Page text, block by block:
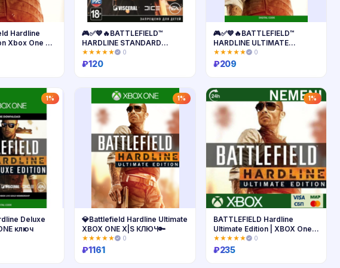
Hardline
Xbox One &
Купить
🎮✅💙🔥BATTLEFIELD™
HARDLINE STANDARD
EDITION XBOX🔑КЛЮЧ AR
ЛИЦЕНЗИЯ🔥
★★★★★ 0
₽120
Купить
🎮✅💙🔥BATTLEFIELD™
HARDLINE ULTIMATE
EDITION XBOX🔑КЛЮЧ AR
ЛИЦЕНЗИЯ🔥
★★★★★ 0
₽209
1%
Deluxe
ключ
1%
💎Battlefield Hardline Ultimate
XBOX ONE X|S КЛЮЧ🔑
★★★★★ 0
₽1161
1%
BATTLEFIELD Hardline
Ultimate Edition | XBOX One
KEY
★★★★★ 0
₽235